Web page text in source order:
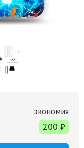
экономия
200 ₽